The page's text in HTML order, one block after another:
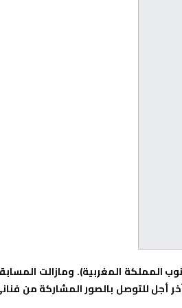
المملكة المغربية). ومازالت
أطلقها نادي أكادير للتصوير الفوتوغرافي؛ مستمرة حتى حدود 21 أبريل 2014، كآخر أجل للتوصل بالصور المشاركة